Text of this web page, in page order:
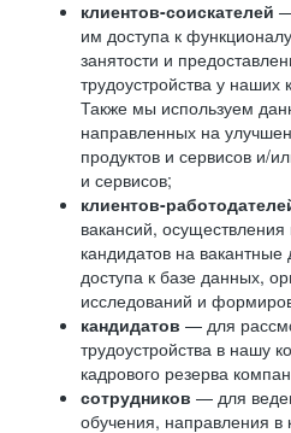
клиентов-соискателей
им доступа к
занятости и
трудоустройства у наших
Также мы используем
направленных на
продуктов и сервисов и/
и сервисов;
клиентов-
вакансий,
кандидатов на
доступа к базе данных,
исследований и
кандидатов — для
трудоустройства в нашу
кадрового резерва
сотрудников — для
обучения, направления в